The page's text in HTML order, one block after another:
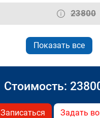
23800
Показать все
Стоимость:
Записаться Задать